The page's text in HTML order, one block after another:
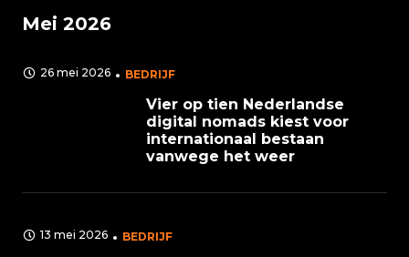
Mei 2026
26 mei 2026 BEDRIJF
Vier op tien Nederlandse
digital nomads kiest voor
internationaal bestaan
vanwege het weer
13 mei 2026 BEDRIJF